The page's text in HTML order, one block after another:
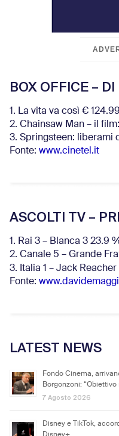
BOX OFFICE – DI
1. La vita va così €
2. Chainsaw Man – il
3. Springsteen: liberami
Fonte: www.cinetel.it
ASCOLTI TV –
1. Rai 3 – Blanca 3 23.9
2. Canale 5 – Grande
3. Italia 1 – Jack
Fonte:
LATEST NEWS
Fondo Cinema,
Borgonzoni: “Obiettivo
7 Agosto 2026
Disney e TikTok,